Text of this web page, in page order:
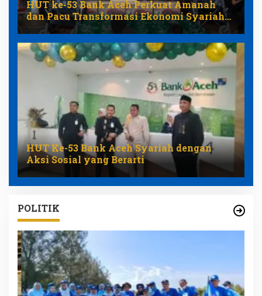
HUT ke-53 Bank Aceh Perkuat Amanah
dan Pacu Transformasi Ekonomi Syariah
Aceh
HUT Ke-53 Bank Aceh Syariah dengan
Aksi Sosial yang Berarti
POLITIK